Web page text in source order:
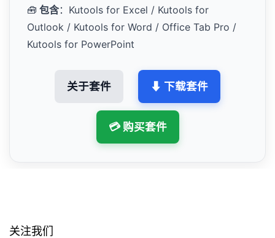
🧰 包含：Kutools for Excel / Kutools for
Outlook / Kutools for Word / Office Tab Pro /
Kutools for PowerPoint
关于套件 ⬇ 下载套件
💳 购买套件
关注我们